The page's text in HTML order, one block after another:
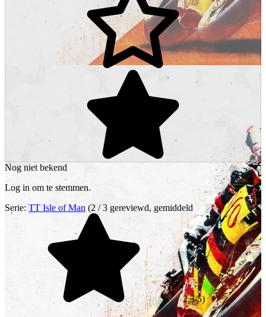
Nog niet bekend
Log in om te stemmen.
Serie: TT Isle of Man (2 / 3 gereviewd, gemiddeld
2,3/5)